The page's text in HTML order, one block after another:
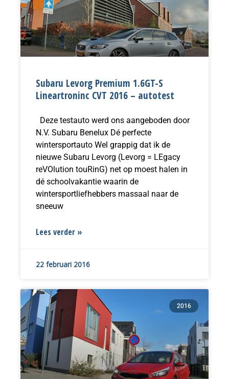
Subaru Levorg Premium 1.6GT-S
Lineartroninc CVT 2016 – autotest
Deze testauto werd ons aangeboden door
N.V. Subaru Benelux Dé perfecte
wintersportauto Wel grappig dat ik de
nieuwe Subaru Levorg (Levorg = LEgacy
reVOlution touRinG) net op moest halen in
dé schoolvakantie waarin de
wintersportliefhebbers massaal naar de
sneeuw
Lees verder »
22 februari 2016
2016